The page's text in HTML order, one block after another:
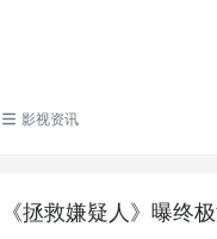
影视资讯
《拯救嫌疑人》曝终